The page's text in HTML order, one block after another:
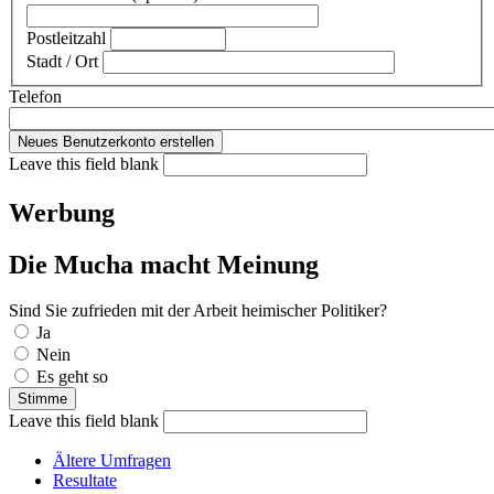
Postleitzahl
Stadt / Ort
Telefon
Leave this field blank
Werbung
Die Mucha macht Meinung
Sind Sie zufrieden mit der Arbeit heimischer Politiker?
Auswahlmöglichkeiten
Ja
Nein
Es geht so
Leave this field blank
Ältere Umfragen
Resultate